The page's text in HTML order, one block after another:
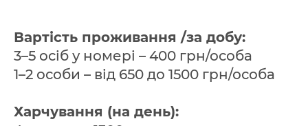
Вартість проживання /за добу:
3–5 осіб у номері – 400 грн/особа
1–2 особи – від 650 до 1500 грн/особа
Харчування (на день):